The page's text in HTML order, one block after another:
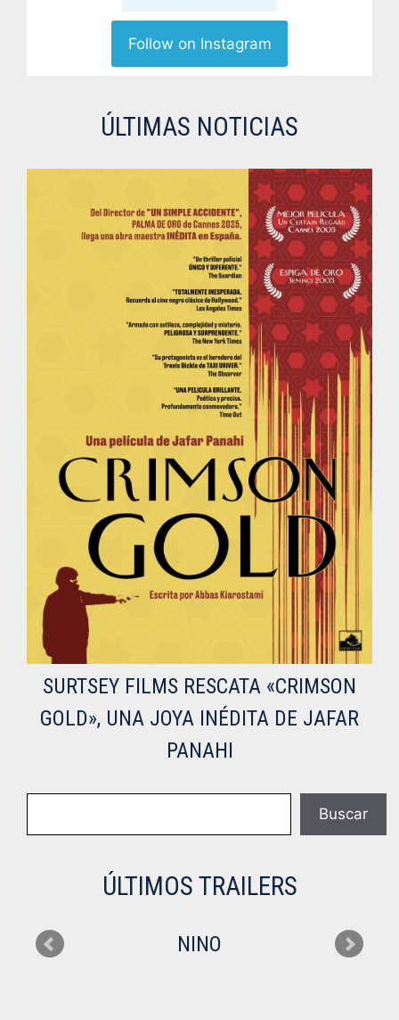
Follow on Instagram
ÚLTIMAS NOTICIAS
SURTSEY FILMS RESCATA «CRIMSON
GOLD», UNA JOYA INÉDITA DE JAFAR
PANAHI
Buscar
ÚLTIMOS TRAILERS
NINO